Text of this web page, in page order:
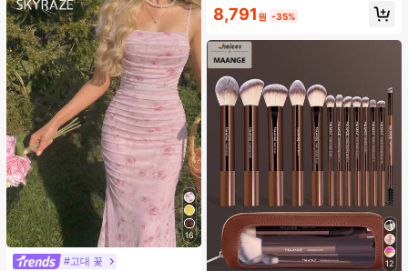
16
#고대 꽃
8,791 원 -35%
12